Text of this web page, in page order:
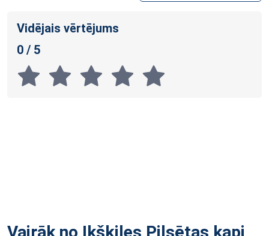
Vidējais vērtējums
0 / 5
Vairāk no Ikšķiles Pilsētas kapi